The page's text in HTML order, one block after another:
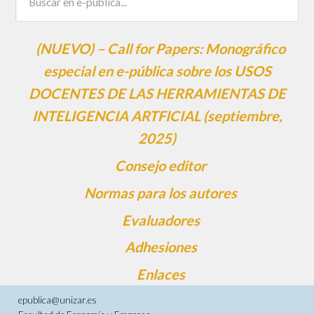
(NUEVO) – Call for Papers: Monográfico
especial en e-pública sobre los USOS
DOCENTES DE LAS HERRAMIENTAS DE
INTELIGENCIA ARTFICIAL (septiembre,
2025)
Consejo editor
Normas para los autores
Evaluadores
Adhesiones
Enlaces
epublica@unizar.es